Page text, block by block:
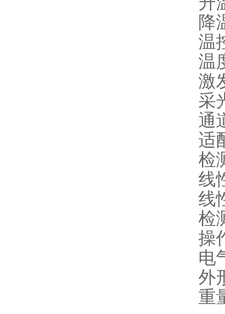
降
温
温
激
采
通
适
检
线
线
检
操
电
外
重